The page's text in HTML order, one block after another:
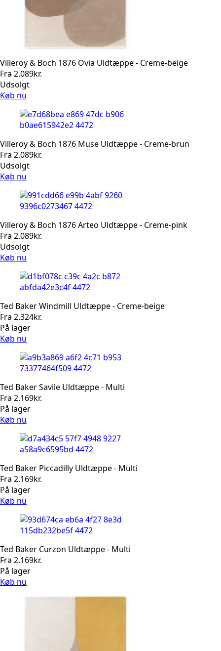
Villeroy & Boch 1876 Ovia Uldtæppe - Creme-beige
Fra 2.089kr.
Udsolgt
Køb nu
Villeroy & Boch 1876 Muse Uldtæppe - Creme-brun
Fra 2.089kr.
Udsolgt
Køb nu
Villeroy & Boch 1876 Arteo Uldtæppe - Creme-pink
Fra 2.089kr.
Udsolgt
Køb nu
Ted Baker Windmill Uldtæppe - Creme-beige
Fra 2.324kr.
På lager
Køb nu
Ted Baker Savile Uldtæppe - Multi
Fra 2.169kr.
På lager
Køb nu
Ted Baker Piccadilly Uldtæppe - Multi
Fra 2.169kr.
På lager
Køb nu
Ted Baker Curzon Uldtæppe - Multi
Fra 2.169kr.
På lager
Køb nu